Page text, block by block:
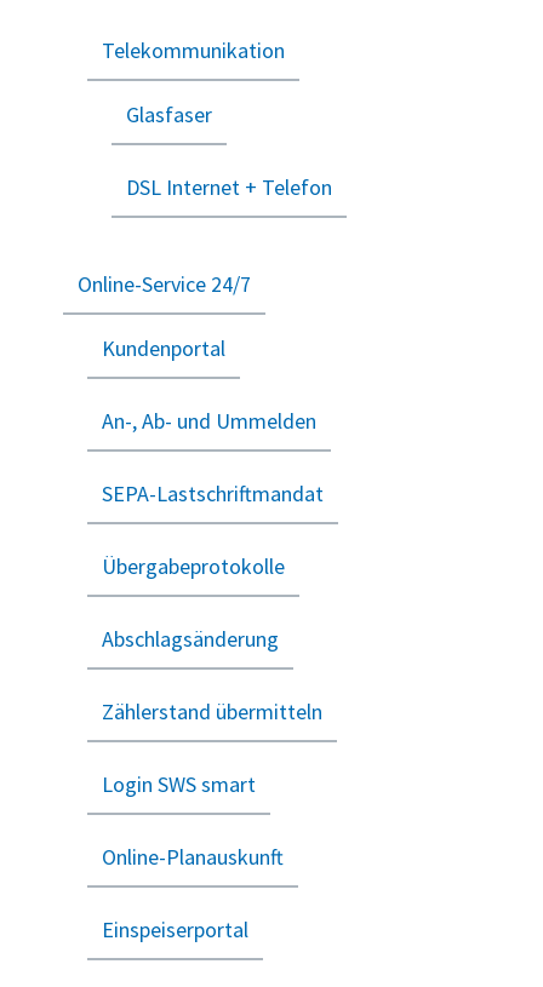
Telekommunikation
Glasfaser
DSL Internet + Telefon
Online-Service 24/7
Kundenportal
An-, Ab- und Ummelden
SEPA-Lastschriftmandat
Übergabeprotokolle
Abschlagsänderung
Zählerstand übermitteln
Login SWS smart
Online-Planauskunft
Einspeiserportal